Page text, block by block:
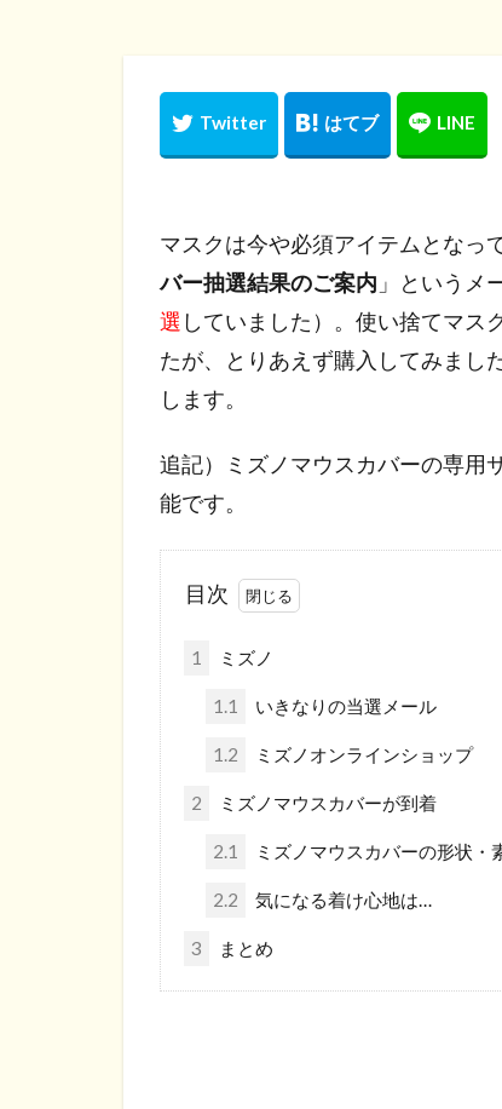
マスクは今や必須アイテムとなっ
バー抽選結果のご案内 」というメ
選 していました）。使い捨てマス
たが、とりあえず購入してみまし
します。
追記）ミズノマウスカバーの専用
能です。
目次
1 ミズノ
1.1 いきなりの当選メール
1.2 ミズノオンラインショップ
2 ミズノマウスカバーが到着
2.1 ミズノマウスカバーの形状・
2.2 気になる着け心地は…
3 まとめ